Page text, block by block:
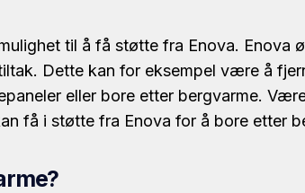
til å få støtte fra Enova. Enova
Dette kan for eksempel være å
eller bore etter bergvarme.
få i støtte fra Enova for å bore etter